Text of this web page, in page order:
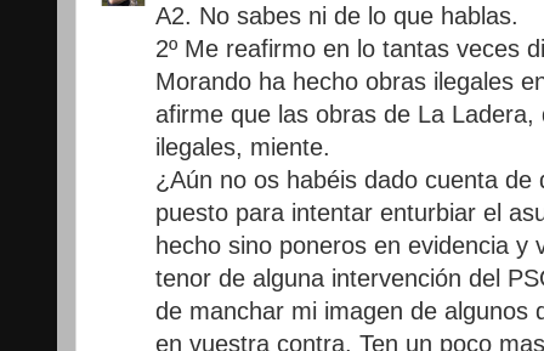
A2. No sabes ni de lo que hablas.
2º Me reafirmo en lo tantas veces
Morando ha hecho obras ilegales
afirme que las obras de La
ilegales, miente.
¿Aún no os habéis dado cuenta de
puesto para intentar enturbiar el
hecho sino poneros en evidencia y
tenor de alguna intervención del
de manchar mi imagen de algunos
en vuestra contra. Ten un poco